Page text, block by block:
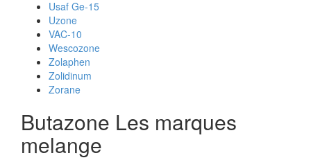
Usaf Ge-15
Uzone
VAC-10
Wescozone
Zolaphen
Zolidinum
Zorane
Butazone Les marques
melange